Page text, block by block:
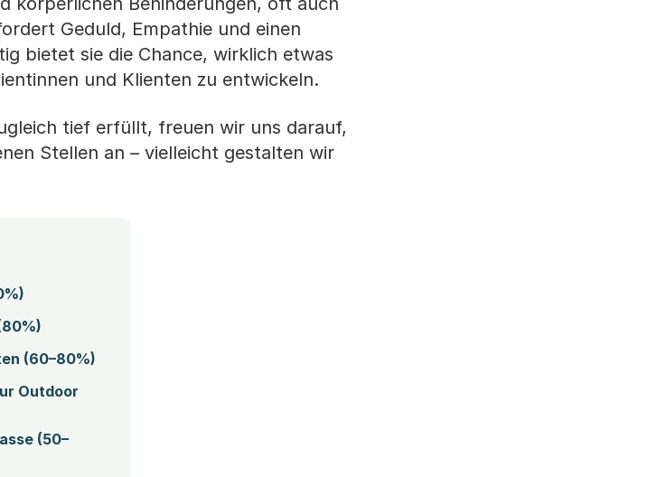
Geduld, Empathie und einen
bietet sie die Chance, wirklich etwas
und Klienten zu entwickeln.
tief erfüllt, freuen wir uns darauf,
Stellen an – vielleicht gestalten wir
(60–80%)
Outdoor
(50–